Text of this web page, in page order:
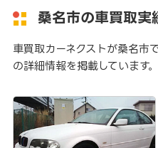
桑名市の車買取実
車買取カーネクストが桑名市
の詳細情報を掲載しています。